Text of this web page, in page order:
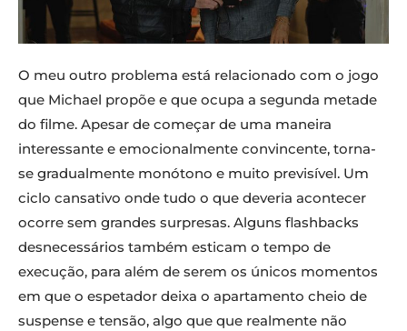
O meu outro problema está relacionado com o jogo
que Michael propõe e que ocupa a segunda metade
do filme. Apesar de começar de uma maneira
interessante e emocionalmente convincente, torna-
se gradualmente monótono e muito previsível. Um
ciclo cansativo onde tudo o que deveria acontecer
ocorre sem grandes surpresas. Alguns flashbacks
desnecessários também esticam o tempo de
execução, para além de serem os únicos momentos
em que o espetador deixa o apartamento cheio de
suspense e tensão, algo que que realmente não